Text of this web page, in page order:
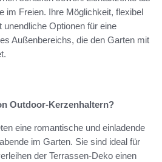
im Freien. Ihre Möglichkeit, flexibel
unendliche Optionen für eine
Außenbereichs, die den Garten mit
Outdoor-Kerzenhaltern?
eine romantische und einladende
im Garten. Sie sind ideal für
der Terrassen-Deko einen